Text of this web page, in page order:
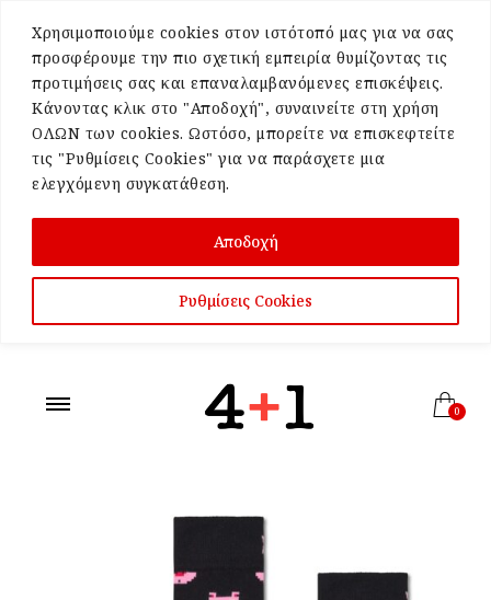
Χρησιμοποιούμε cookies στον ιστότοπό μας για να σας
προσφέρουμε την πιο σχετική εμπειρία θυμίζοντας τις
προτιμήσεις σας και επαναλαμβανόμενες επισκέψεις.
Κάνοντας κλικ στο "Αποδοχή", συναινείτε στη χρήση
ΟΛΩΝ των cookies. Ωστόσο, μπορείτε να επισκεφτείτε
τις "Ρυθμίσεις Cookies" για να παράσχετε μια
ελεγχόμενη συγκατάθεση.
Ρυθμίσεις Cookies
Αποδοχή
0